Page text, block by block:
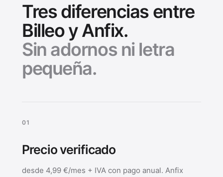
Tres diferencias entre
Billeo y Anfix.
Sin adornos ni letra
pequeña.
01
Precio verificado
desde 4,99 €/mes + IVA con pago anual. Anfix